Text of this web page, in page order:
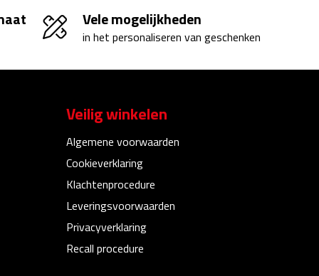
Vele mogelijkheden
in het personaliseren van geschenken
Veilig winkelen
Algemene voorwaarden
Cookieverklaring
Klachtenprocedure
Leveringsvoorwaarden
Privacyverklaring
Recall procedure